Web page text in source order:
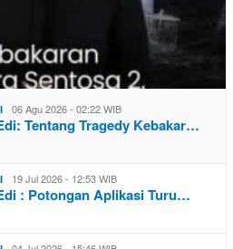
06 Agu 2026 - 02:22 WIB
Tentang Tragedy Kebakar…
19 Jul 2026 - 12:53 WIB
: Potongan Aplikasi Turu…